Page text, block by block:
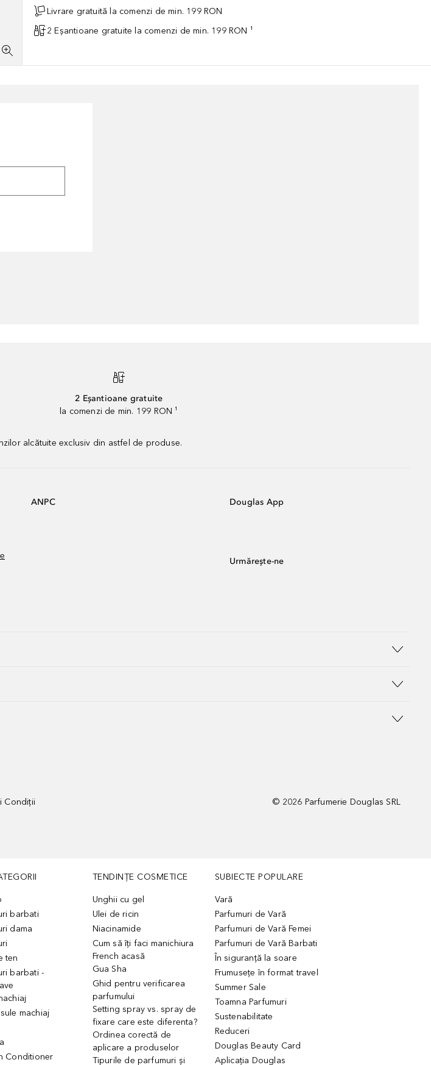
Livrare gratuită la comenzi de min. 199 RON
2 Eșantioane gratuite la comenzi de min. 199 RON ¹
2 Eșantioane gratuite
la comenzi de min. 199 RON ¹
alcătuite exclusiv din astfel de produse.
ANPC Douglas App
Urmărește-ne
Condiții
© 2026 Parfumerie Douglas SRL
barbati
dama
ten
barbati -
machiaj
Conditioner
TENDINȚE COSMETICE
Unghii cu gel
Ulei de ricin
Niacinamide
Cum să îți faci manichiura
French acasă
Gua Sha
Ghid pentru verificarea
parfumului
Setting spray vs. spray de
fixare care este diferenta?
Ordinea corectă de
aplicare a produselor
Tipurile de parfumuri și
SUBIECTE POPULARE
Vară
Parfumuri de Vară
Parfumuri de Vară Femei
Parfumuri de Vară Barbati
În siguranță la soare
Frumusețe în format travel
Summer Sale
Toamna Parfumuri
Sustenabilitate
Reduceri
Douglas Beauty Card
Aplicația Douglas